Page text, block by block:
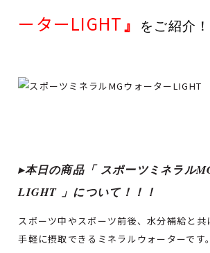
ーターLIGHT』 をご紹介！
▸本日の商品「 スポーツミネラル
LIGHT 」 について！！！
スポーツ中やスポーツ前後、水分補給と共
手軽に摂取できるミネラルウォーターです。